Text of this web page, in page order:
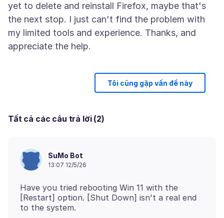
yet to delete and reinstall Firefox, maybe that's
the next stop. I just can't find the problem with
my limited tools and experience. Thanks, and
Tôi cũng gặp vấn đề này
Tất cả các câu trả lời (2)
SuMo Bot
13:07 12/5/26
Have you tried rebooting Win 11 with the
[Restart] option. [Shut Down] isn't a real end